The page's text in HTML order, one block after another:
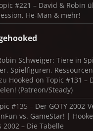
#221 – David & Robin
He-Man & mehr!
Schweiger: Tiere in
Spielfiguren,
Hooked on Topic #131 –
(Patreon/Steady)
#135 – Der GOTY 2002-
vs. GameStar! |
2002 – Die Tabelle